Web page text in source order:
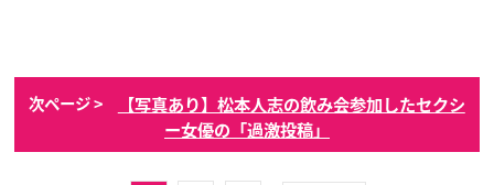
次ページ >
【写真あり】松本人志の飲み会参加したセクシ
ー女優の「過激投稿」